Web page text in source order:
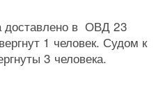
доставлено в ОВД 23
1 человек. Судом к
3 человека.